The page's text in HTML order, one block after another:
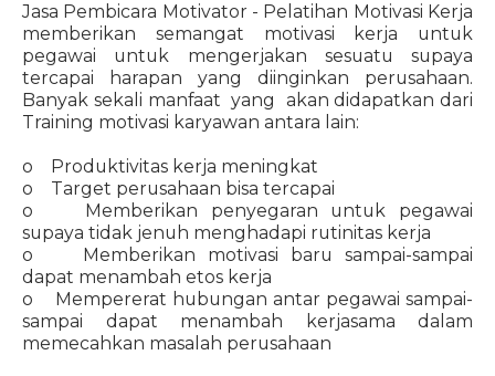
Jasa Pembicara Motivator - Pelatihan Motivasi Kerja
memberikan semangat motivasi kerja untuk
pegawai untuk mengerjakan sesuatu supaya
tercapai harapan yang diinginkan perusahaan.
Banyak sekali manfaat yang akan didapatkan dari
Training motivasi karyawan antara lain:
o Produktivitas kerja meningkat
o Target perusahaan bisa tercapai
o Memberikan penyegaran untuk pegawai
supaya tidak jenuh menghadapi rutinitas kerja
o Memberikan motivasi baru sampai-sampai
dapat menambah etos kerja
o Mempererat hubungan antar pegawai sampai-
sampai dapat menambah kerjasama dalam
memecahkan masalah perusahaan